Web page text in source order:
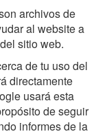
archivos de
al website a
sitio web.
de tu uso del
directamente
usará esta
de seguir
informes de la